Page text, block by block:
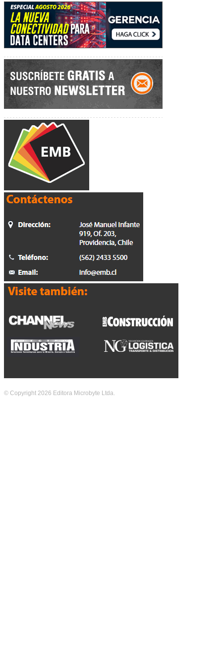
© Copyright 2026 Editora Microbyte Ltda.